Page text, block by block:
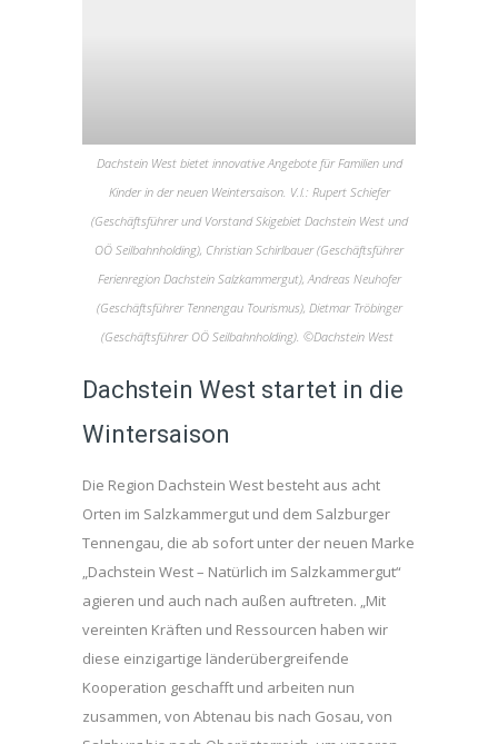
Dachstein West bietet innovative Angebote für Familien und
Kinder in der neuen Weintersaison. V.l.: Rupert Schiefer
(Geschäftsführer und Vorstand Skigebiet Dachstein West und
OÖ Seilbahnholding), Christian Schirlbauer (Geschäftsführer
Ferienregion Dachstein Salzkammergut), Andreas Neuhofer
(Geschäftsführer Tennengau Tourismus), Dietmar Tröbinger
(Geschäftsführer OÖ Seilbahnholding). ©Dachstein West
Dachstein West startet in die
Wintersaison
Die Region Dachstein West besteht aus acht
Orten im Salzkammergut und dem Salzburger
Tennengau, die ab sofort unter der neuen Marke
„Dachstein West – Natürlich im Salzkammergut“
agieren und auch nach außen auftreten. „Mit
vereinten Kräften und Ressourcen haben wir
diese einzigartige länderübergreifende
Kooperation geschafft und arbeiten nun
zusammen, von Abtenau bis nach Gosau, von